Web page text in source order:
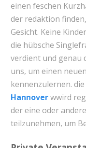
einen feschen
der redaktion
Gesicht. Keine
die hübsche
verdient und genau
uns, um einen neuen
kennenzulernen.
Hannoverwwird
der eine oder
teilzunehmen, um